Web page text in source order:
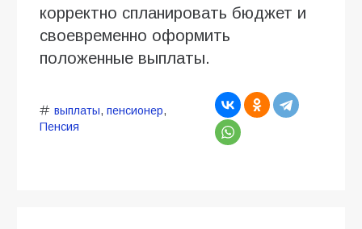
корректно спланировать бюджет и
своевременно оформить
положенные выплаты.
выплаты, пенсионер,
Пенсия